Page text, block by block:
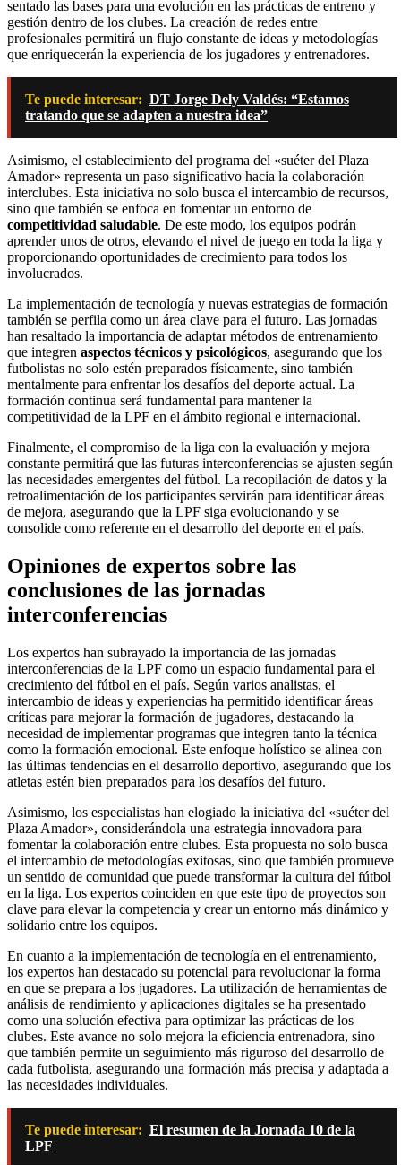
sentado las bases para una evolución en las prácticas de entreno y
gestión dentro de los clubes. La creación de redes entre
profesionales permitirá un flujo constante de ideas y metodologías
que enriquecerán la experiencia de los jugadores y entrenadores.
Te puede interesar: DT Jorge Dely Valdés: “Estamos
tratando que se adapten a nuestra idea”
Asimismo, el establecimiento del programa del «suéter del Plaza
Amador» representa un paso significativo hacia la colaboración
interclubes. Esta iniciativa no solo busca el intercambio de recursos,
sino que también se enfoca en fomentar un entorno de
competitividad saludable. De este modo, los equipos podrán
aprender unos de otros, elevando el nivel de juego en toda la liga y
proporcionando oportunidades de crecimiento para todos los
involucrados.
La implementación de tecnología y nuevas estrategias de formación
también se perfila como un área clave para el futuro. Las jornadas
han resaltado la importancia de adaptar métodos de entrenamiento
que integren aspectos técnicos y psicológicos, asegurando que los
futbolistas no solo estén preparados físicamente, sino también
mentalmente para enfrentar los desafíos del deporte actual. La
formación continua será fundamental para mantener la
competitividad de la LPF en el ámbito regional e internacional.
Finalmente, el compromiso de la liga con la evaluación y mejora
constante permitirá que las futuras interconferencias se ajusten según
las necesidades emergentes del fútbol. La recopilación de datos y la
retroalimentación de los participantes servirán para identificar áreas
de mejora, asegurando que la LPF siga evolucionando y se
consolide como referente en el desarrollo del deporte en el país.
Opiniones de expertos sobre las
conclusiones de las jornadas
interconferencias
Los expertos han subrayado la importancia de las jornadas
interconferencias de la LPF como un espacio fundamental para el
crecimiento del fútbol en el país. Según varios analistas, el
intercambio de ideas y experiencias ha permitido identificar áreas
críticas para mejorar la formación de jugadores, destacando la
necesidad de implementar programas que integren tanto la técnica
como la formación emocional. Este enfoque holístico se alinea con
las últimas tendencias en el desarrollo deportivo, asegurando que los
atletas estén bien preparados para los desafíos del futuro.
Asimismo, los especialistas han elogiado la iniciativa del «suéter del
Plaza Amador», considerándola una estrategia innovadora para
fomentar la colaboración entre clubes. Esta propuesta no solo busca
el intercambio de metodologías exitosas, sino que también promueve
un sentido de comunidad que puede transformar la cultura del fútbol
en la liga. Los expertos coinciden en que este tipo de proyectos son
clave para elevar la competencia y crear un entorno más dinámico y
solidario entre los equipos.
En cuanto a la implementación de tecnología en el entrenamiento,
los expertos han destacado su potencial para revolucionar la forma
en que se prepara a los jugadores. La utilización de herramientas de
análisis de rendimiento y aplicaciones digitales se ha presentado
como una solución efectiva para optimizar las prácticas de los
clubes. Este avance no solo mejora la eficiencia entrenadora, sino
que también permite un seguimiento más riguroso del desarrollo de
cada futbolista, asegurando una formación más precisa y adaptada a
las necesidades individuales.
Te puede interesar: El resumen de la Jornada 10 de la
LPF